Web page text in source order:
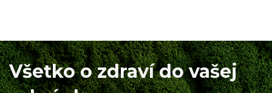
Všetko o zdraví do vašej